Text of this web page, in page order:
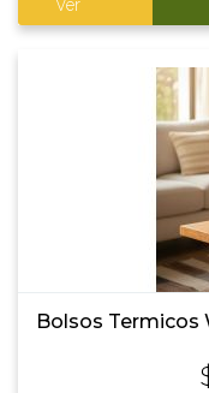
Ver
Bolsos Termicos